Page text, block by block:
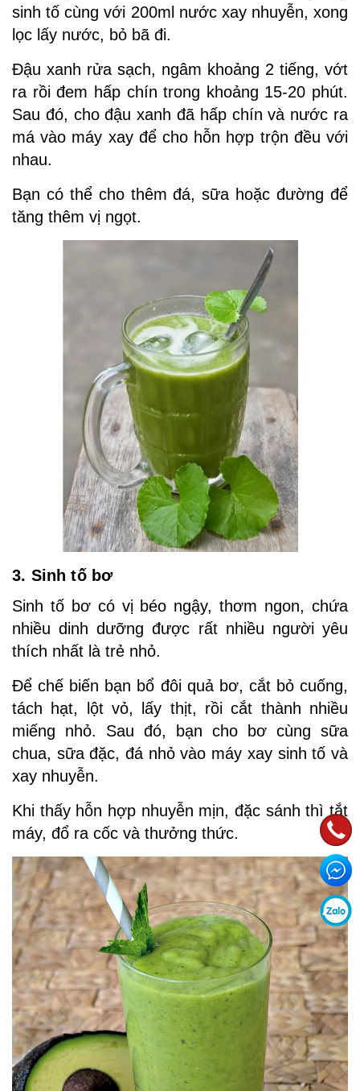
sinh tố cùng với 200ml nước xay nhuyễn, xong
lọc lấy nước, bỏ bã đi.
Đậu xanh rửa sạch, ngâm khoảng 2 tiếng, vớt
ra rồi đem hấp chín trong khoảng 15-20 phút.
Sau đó, cho đậu xanh đã hấp chín và nước ra
má vào máy xay để cho hỗn hợp trộn đều với
nhau.
Bạn có thể cho thêm đá, sữa hoặc đường để
tăng thêm vị ngọt.
3. Sinh tố bơ
Sinh tố bơ có vị béo ngậy, thơm ngon, chứa
nhiều dinh dưỡng được rất nhiều người yêu
thích nhất là trẻ nhỏ.
Để chế biến bạn bổ đôi quả bơ, cắt bỏ cuống,
tách hạt, lột vỏ, lấy thịt, rồi cắt thành nhiều
miếng nhỏ. Sau đó, bạn cho bơ cùng sữa
chua, sữa đặc, đá nhỏ vào máy xay sinh tố và
xay nhuyễn.
Khi thấy hỗn hợp nhuyễn mịn, đặc sánh thì tắt
máy, đổ ra cốc và thưởng thức.